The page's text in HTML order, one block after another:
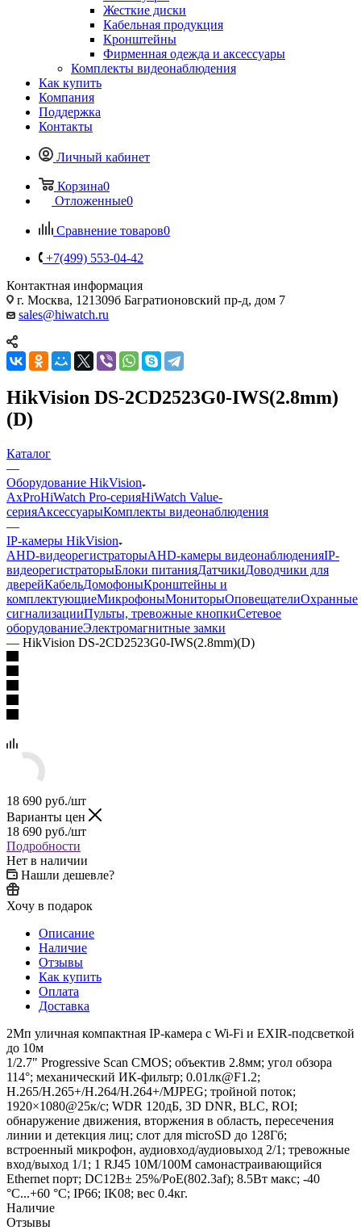
Жесткие диски
Кабельная продукция
Кронштейны
Фирменная одежда и аксессуары
Комплекты видеонаблюдения
Как купить
Компания
Поддержка
Контакты
Личный кабинет
Корзина0
Отложенные0
Сравнение товаров0
+7(499) 553-04-42
Контактная информация
г. Москва, 121309б Багратионовский пр-д, дом 7
sales@hiwatch.ru
HikVision DS-2CD2523G0-IWS(2.8mm)
(D)
Каталог
—
Оборудование HikVision
AxProHiWatch Pro-серияHiWatch Value-
серияАксессуарыКомплекты видеонаблюдения
—
IP-камеры HikVision
AHD-видеорегистраторыAHD-камеры видеонаблюденияIP-
видеорегистраторыБлоки питанияДатчикиДоводчики для
дверейКабельДомофоныКронштейны и
комплектующиеМикрофоныМониторыОповещателиОхранные
сигнализацииПульты, тревожные кнопкиСетевое
оборудованиеЭлектромагнитные замки
— HikVision DS-2CD2523G0-IWS(2.8mm)(D)
18 690 руб./шт
Варианты цен
18 690 руб./шт
Подробности
Нет в наличии
Нашли дешевле?
Хочу в подарок
Описание
Наличие
Отзывы
Как купить
Оплата
Доставка
2Мп уличная компактная IP-камера с Wi-Fi и EXIR-подсветкой
до 10м
1/2.7" Progressive Scan CMOS; объектив 2.8мм; угол обзора
114°; механический ИК-фильтр; 0.01лк@F1.2;
H.265/H.265+/H.264/H.264+/MJPEG; тройной поток;
1920×1080@25к/с; WDR 120дБ, 3D DNR, BLC, ROI;
обнаружение движения, вторжения в область, пересечения
линии и детекция лиц; слот для microSD до 128Гб;
встроенный микрофон, аудиовход/аудиовыход 2/1; тревожные
вход/выход 1/1; 1 RJ45 10M/100M самонастраивающийся
Ethernet порт; DC12В± 25%/PoE(802.3af); 8.5Вт макс; -40
°C...+60 °C; IP66; IK08; вес 0.4кг.
Наличие
Отзывы